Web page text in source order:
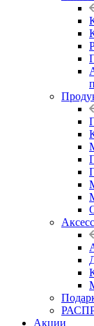
Акции